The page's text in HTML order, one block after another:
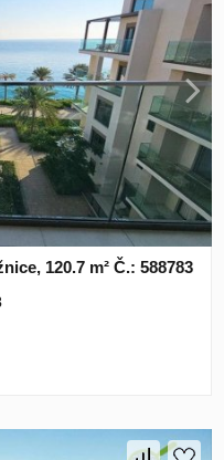
120.7 m² Č.: 588783